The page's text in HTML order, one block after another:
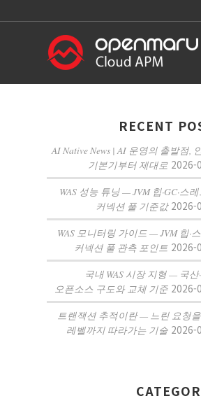
RECENT
AI Native News | AI 운영의 출발점,
기본기부터 제대로 2026-
WAS 성능 튜닝 — JVM 힙·GC·스레
커넥션 풀 기준값 2026-
WAS 모니터링 가이드 — JVM 힙·
커넥션 풀 관측 포인트 2026-
국내 WAS 시장 지형 — 국산
오픈소스 구도와 교체 기준 2026-
트랜잭션 추적이란 — 느린 요청
레벨까지 따라가는 기술 2026-